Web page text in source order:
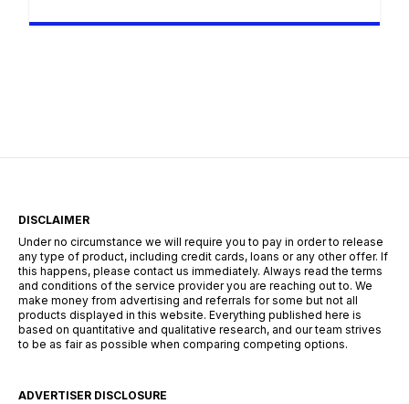
decisiones responsables. ¿Qué tipos de […]
DISCLAIMER
Under no circumstance we will require you to pay in order to release
any type of product, including credit cards, loans or any other offer. If
this happens, please contact us immediately. Always read the terms
and conditions of the service provider you are reaching out to. We
make money from advertising and referrals for some but not all
products displayed in this website. Everything published here is
based on quantitative and qualitative research, and our team strives
to be as fair as possible when comparing competing options.
ADVERTISER DISCLOSURE